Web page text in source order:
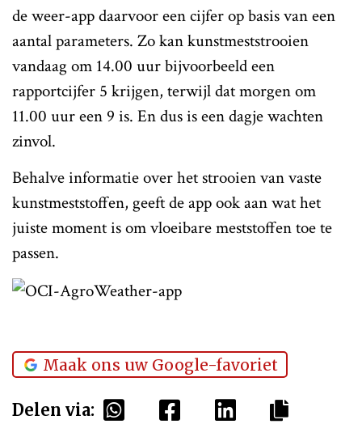
de weer-app daarvoor een cijfer op basis van een
aantal parameters. Zo kan kunstmeststrooien
vandaag om 14.00 uur bijvoorbeeld een
rapportcijfer 5 krijgen, terwijl dat morgen om
11.00 uur een 9 is. En dus is een dagje wachten
zinvol.
Behalve informatie over het strooien van vaste
kunstmeststoffen, geeft de app ook aan wat het
juiste moment is om vloeibare meststoffen toe te
passen.
Maak ons uw Google-favoriet
Delen via: